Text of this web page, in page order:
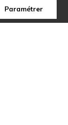
Paramétrer